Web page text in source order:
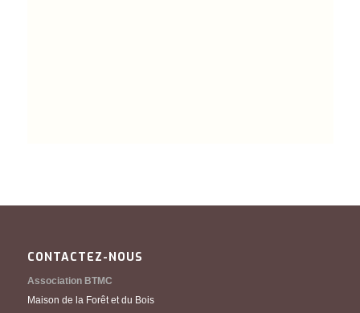
CONTACTEZ-NOUS
Association BTMC
Maison de la Forêt et du Bois